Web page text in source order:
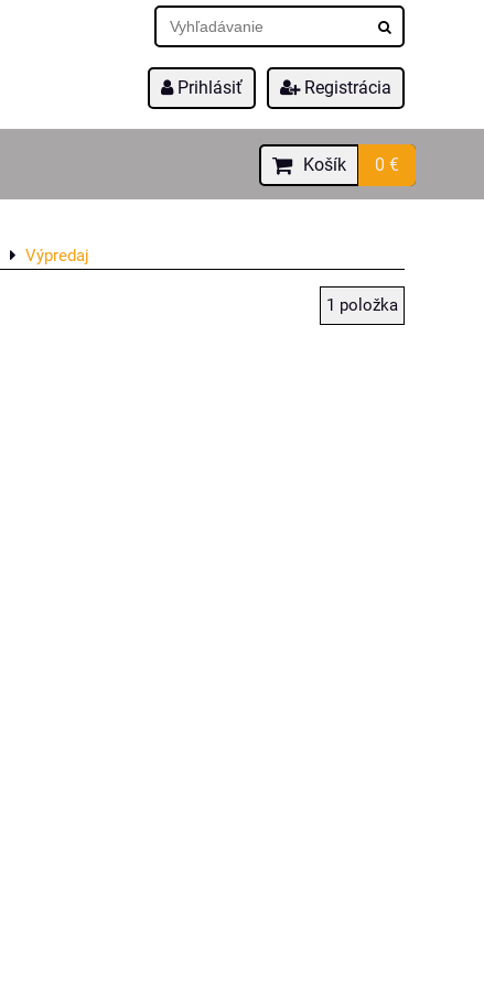
Prihlásiť Registrácia
Košík 0 €
Výpredaj
1 položka